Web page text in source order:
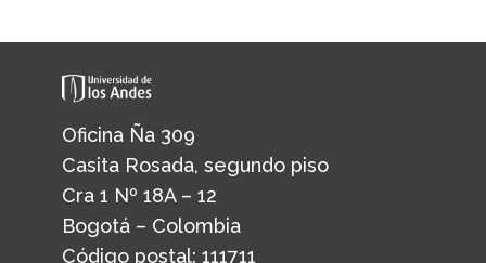
Oficina Ña 309
Casita Rosada, segundo piso
Cra 1 Nº 18A – 12
Bogotá – Colombia
Código postal: 111711